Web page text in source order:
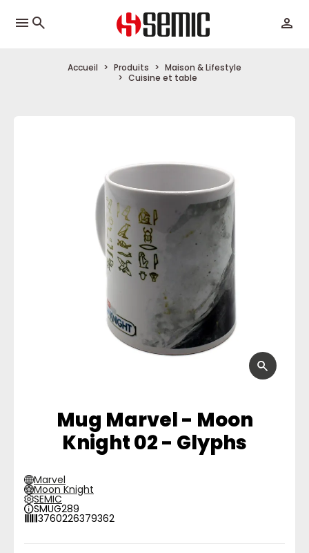
menu
Accueil Produits
Maison & Lifestyle
Cuisine et table
Mug Marvel - Moon
Knight 02 - Glyphs
Marvel
Moon Knight
SEMIC
SMUG289
3760226379362